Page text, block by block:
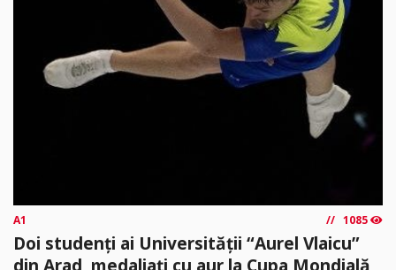
A1 1085
Doi studenți ai Universității “Aurel Vlaicu”
din Arad, medaliați cu aur la Cupa Mondială